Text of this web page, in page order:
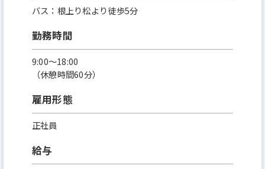
バス：根上り松より徒歩5分
勤務時間
9:00～18:00
（休憩時間60分）
雇用形態
正社員
給与